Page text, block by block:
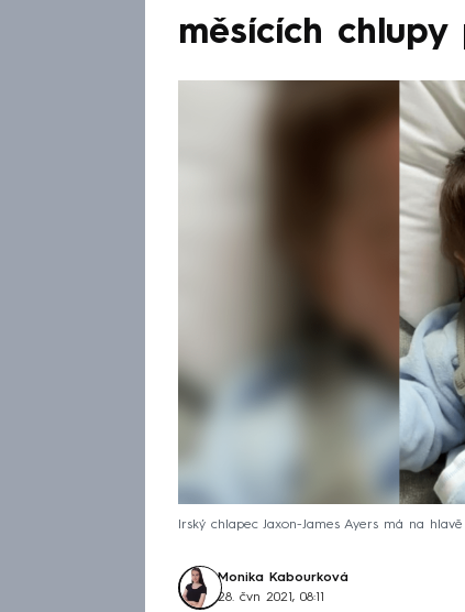
měsících
Irský chlapec Jaxon-James Ayers má na
Monika Kabourková
28. čvn 2021, 08:11